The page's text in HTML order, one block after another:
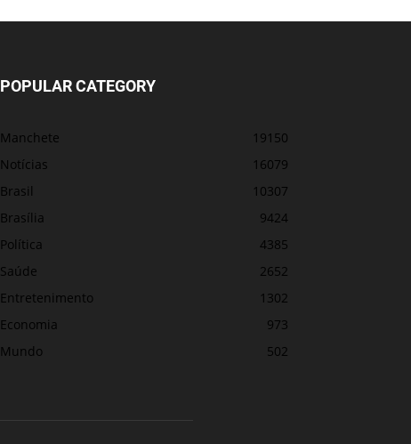
POPULAR CATEGORY
Manchete
19150
Notícias
16079
Brasil
10307
Brasília
9424
Política
4385
Saúde
2652
Entretenimento
1302
Economia
973
Mundo
502